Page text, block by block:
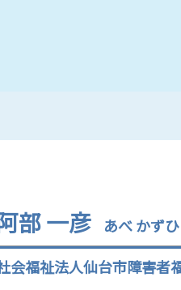
部 一彦
あべ かず
会福祉法人仙台市障害者